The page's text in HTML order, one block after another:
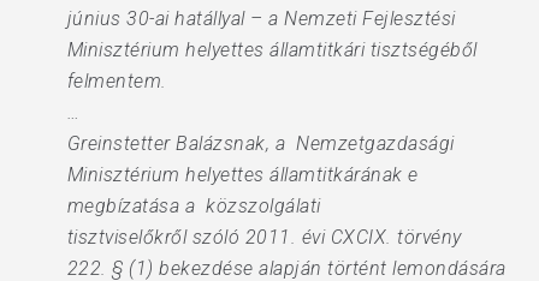
június 30-ai hatállyal – a Nemzeti Fejlesztési
Minisztérium helyettes államtitkári tisztségéből
felmentem.
…
Greinstetter Balázsnak, a Nemzetgazdasági
Minisztérium helyettes államtitkárának e
megbízatása a közszolgálati
tisztviselőkről szóló 2011. évi CXCIX. törvény
222. § (1) bekezdése alapján történt lemondására